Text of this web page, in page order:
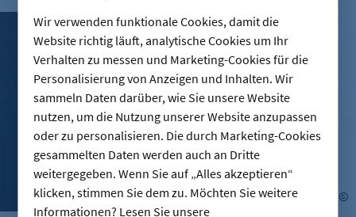
Wir verwenden funktionale Cookies, damit die
Website richtig läuft, analytische Cookies um Ihr
Verhalten zu messen und Marketing-Cookies für die
Personalisierung von Anzeigen und Inhalten. Wir
sammeln Daten darüber, wie Sie unsere Website
nutzen, um die Nutzung unserer Website anzupassen
oder zu personalisieren. Die durch Marketing-Cookies
gesammelten Daten werden auch an Dritte
weitergegeben. Wenn Sie auf „Alles akzeptieren“
klicken, stimmen Sie dem zu. Möchten Sie weitere
Informationen? Lesen Sie unsere
Ausbau in Grünheide: 3.500 neue Jobs bei Tesla geplant